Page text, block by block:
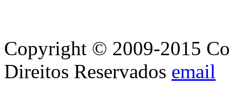
Copyright © 2009-2015
Direitos Reservados email